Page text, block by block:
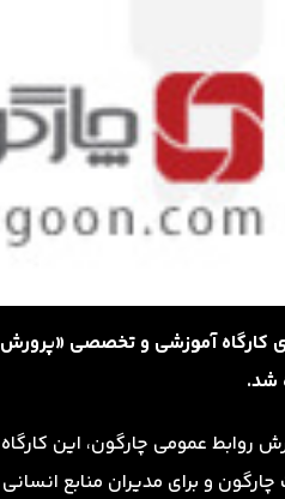
کارگاه آموزشی و تخصصی
شد.
روابط عمومی چارگون، این
و برای مدیران منابع